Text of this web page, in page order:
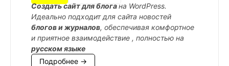
Cоздать сайт для блогана WordPress.
Идеально подходит для сайта новостей
блогов и журналов, обеспечивая комфортное
и приятное взаимодействие , полностью на
русском языке
Подробнее →